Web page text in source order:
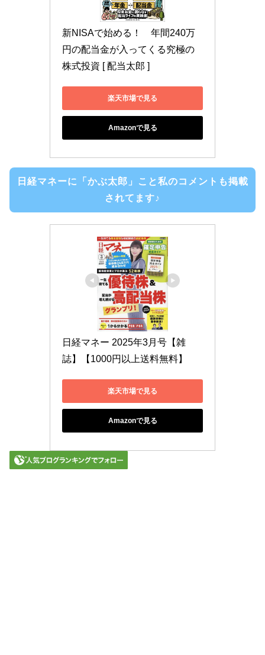
新NISAで始める！　年間240万
円の配当金が入ってくる究極の
株式投資 [ 配当太郎 ]
楽天市場で見る
Amazonで見る
日経マネーに「かぶ太郎」こと私のコメントも掲載
されてます♪
日経マネー 2025年3月号【雑
誌】【1000円以上送料無料】
楽天市場で見る
Amazonで見る